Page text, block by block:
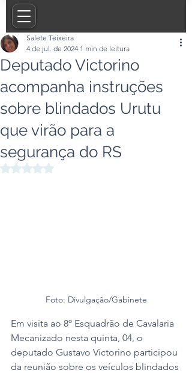
Deputado Victorino
acompanha instruções
sobre blindados Urutu
que virão para a
segurança do RS
Salete Teixeira
4 de jul. de 2024 1 min de leitura
Avaliado com NaN de 5 estrelas.
Foto: Divulgação/Gabinete
Em visita ao 8º Esquadrão de Cavalaria
Mecanizado nesta quinta, 04, o
deputado Gustavo Victorino participou
da reunião sobre os veículos blindados